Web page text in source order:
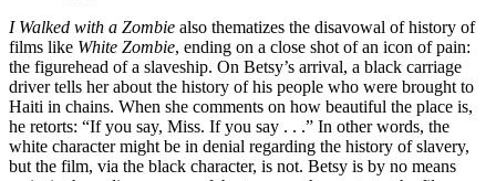
I Walked with a Zombie also thematizes the disavowal of history of
films like White Zombie, ending on a close shot of an icon of pain:
the figurehead of a slaveship. On Betsy’s arrival, a black carriage
driver tells her about the history of his people who were brought to
Haiti in chains. When she comments on how beautiful the place is,
he retorts: “If you say, Miss. If you say . . .” In other words, the
white character might be in denial regarding the history of slavery,
but the film, via the black character, is not. Betsy is by no means